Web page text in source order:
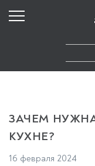
ЗАЧЕМ
КУХНЕ?
16 февраля 2024